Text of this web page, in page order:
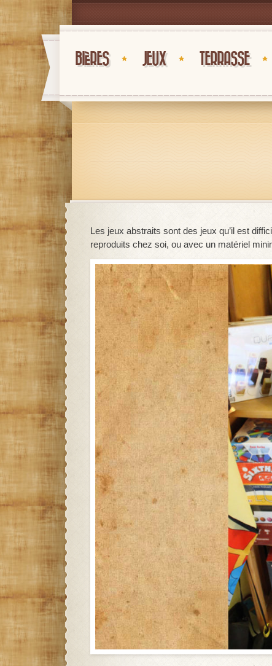
BIÈRES JEUX TERRASSE
Les jeux abstraits sont des jeux qu’il est
reproduits chez soi, ou avec un matériel